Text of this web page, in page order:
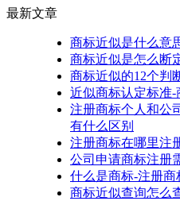
最新文章
商标近似是什么意
商标近似是怎么断
商标近似的12个判
近似商标认定标准
注册商标个人和公
有什么区别
注册商标在哪里注
公司申请商标注册
什么是商标-注册
商标近似查询怎么